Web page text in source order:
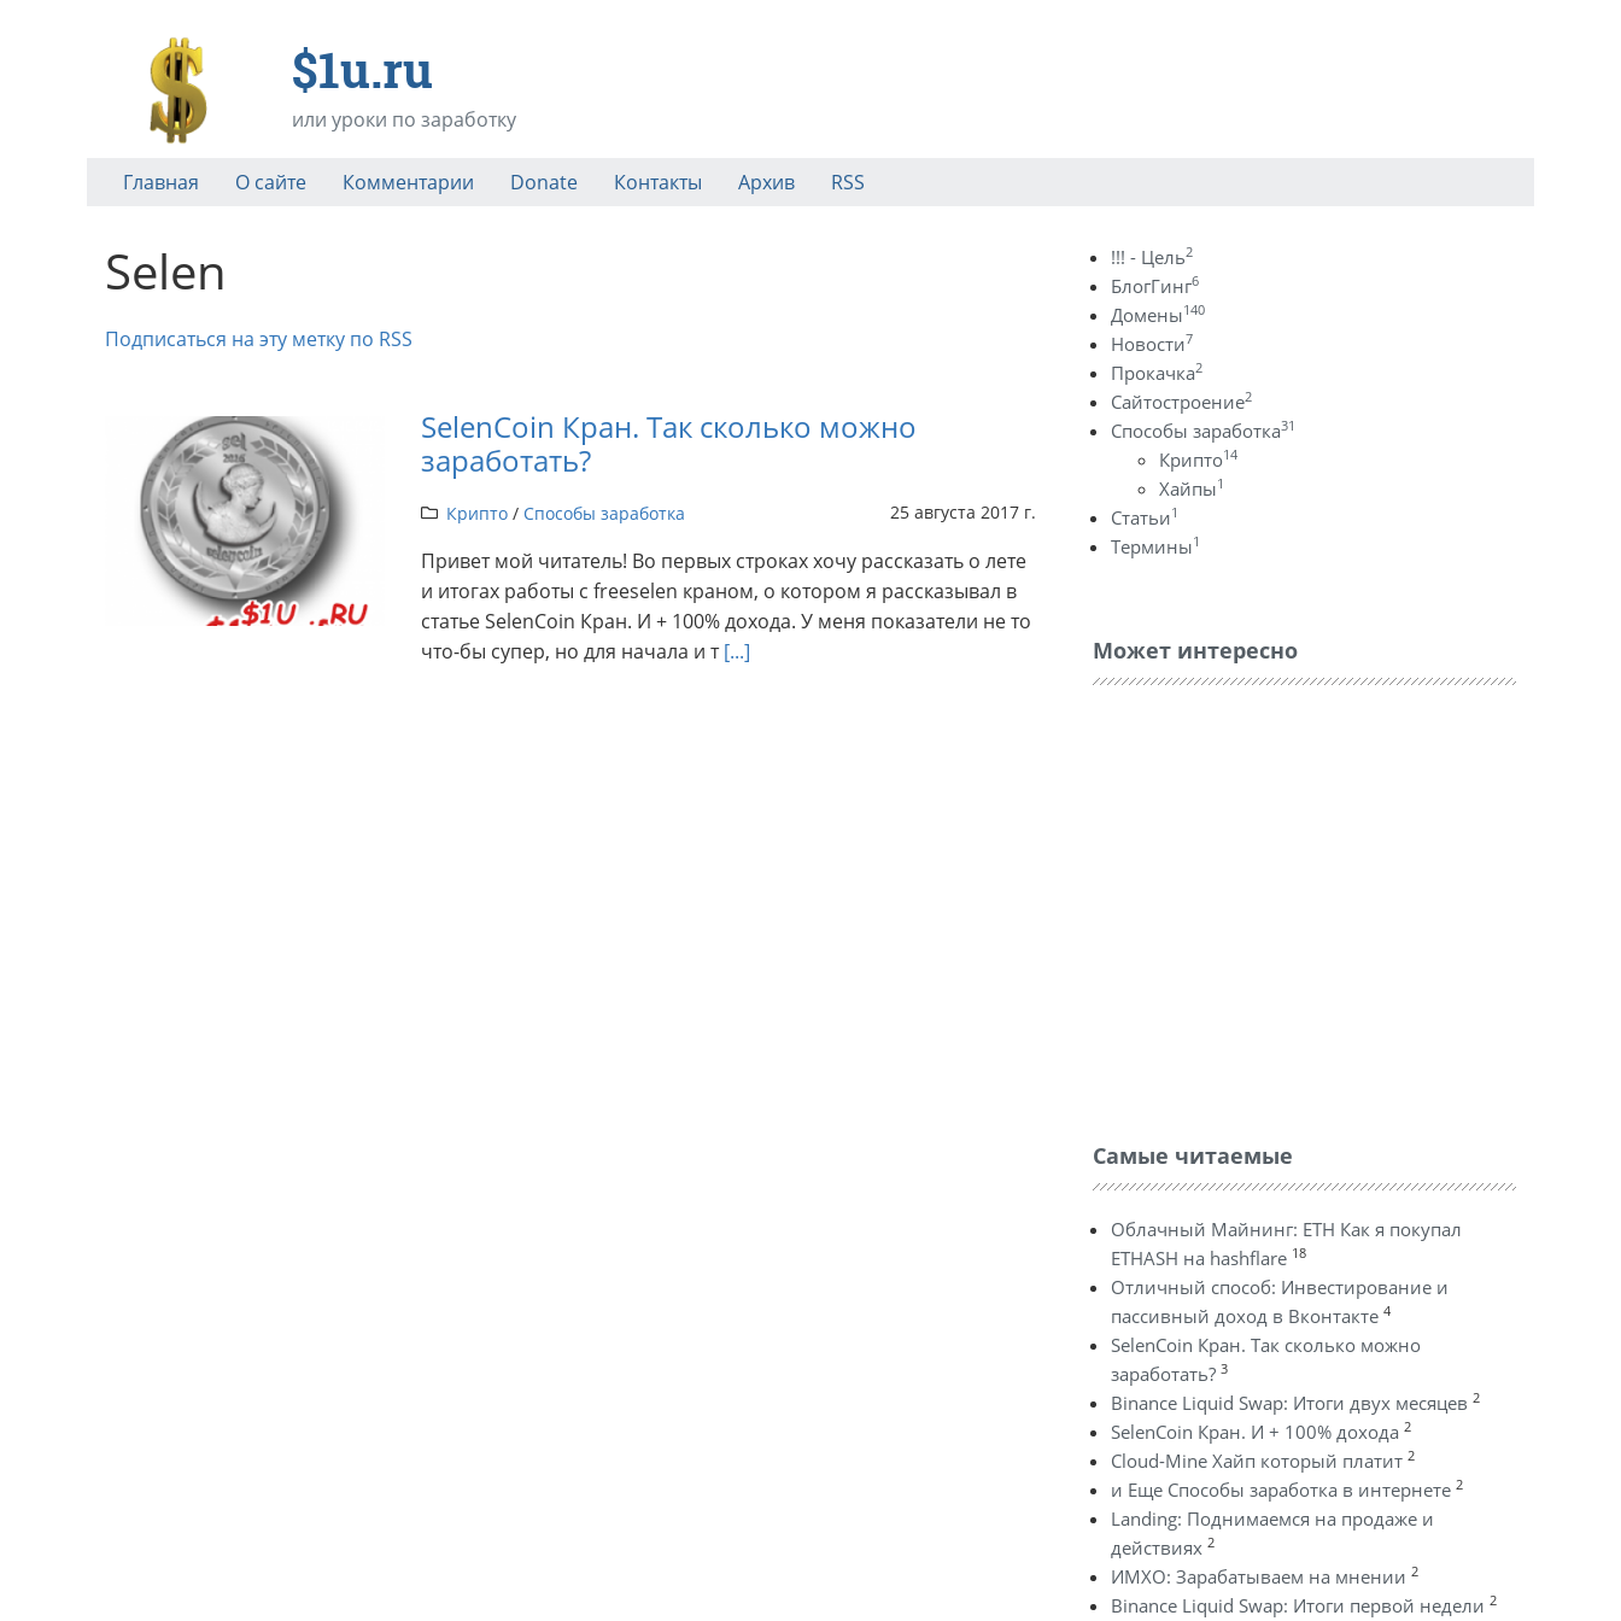
$1u.ru
или уроки по заработку
Главная О сайте Комментарии Donate Контакты Архив RSS
Selen
Подписаться на эту метку по RSS
SelenCoin Кран. Так сколько можно
заработать?
Крипто/ Способы заработка 25 августа 2017 г.
Привет мой читатель! Во первых строках хочу рассказать о лете
и итогах работы с freeselen краном, о котором я рассказывал в
статье SelenCoin Кран. И + 100% дохода. У меня показатели не то
что-бы супер, но для начала и т[...]
!!! - Цель2
БлогГинг6
Домены140
Новости7
Прокачка2
Сайтостроение2
Способы заработка31
Крипто14
Хайпы1
Статьи1
Термины1
Может интересно
Самые читаемые
Облачный Майнинг: ETH Как я покупал
ETHASH на hashflare 18
Отличный способ: Инвестирование и
пассивный доход в Вконтакте 4
SelenCoin Кран. Так сколько можно
заработать? 3
Binance Liquid Swap: Итоги двух месяцев 2
SelenCoin Кран. И + 100% дохода 2
Cloud-Mine Хайп который платит 2
и Еще Способы заработка в интернете 2
Landing: Поднимаемся на продаже и
действиях 2
ИМХО: Зарабатываем на мнении 2
Binance Liquid Swap: Итоги первой недели 2